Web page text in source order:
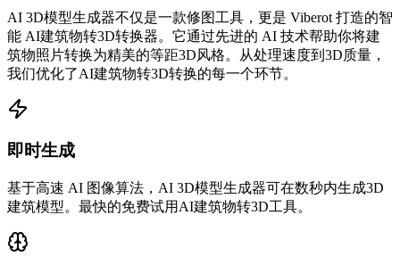
AI 3D模型生成器不仅是一款修图工具，更是 Viberot 打造的智
能 AI建筑物转3D转换器。它通过先进的 AI 技术帮助你将建
筑物照片转换为精美的等距3D风格。从处理速度到3D质量，
我们优化了AI建筑物转3D转换的每一个环节。
即时生成
基于高速 AI 图像算法，AI 3D模型生成器可在数秒内生成3D
建筑模型。最快的免费试用AI建筑物转3D工具。